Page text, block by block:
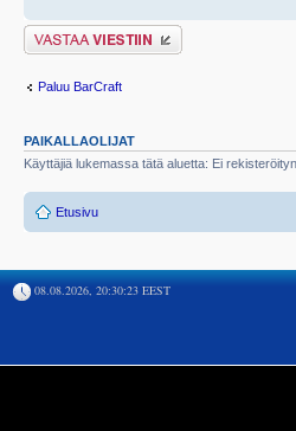
Lähetä vastaus
Paluu BarCraft
PAIKALLAOLIJAT
Käyttäjiä lukemassa tätä aluetta: Ei
Etusivu
08.08.2026, 20:30:23 EEST